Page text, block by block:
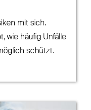
mit sich.
wie häufig Unfälle
schützt.